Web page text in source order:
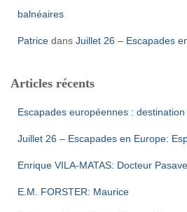
balnéaires
Patrice dans Juillet 26 – Escapades
Articles récents
Escapades européennes :
Juillet 26 – Escapades en Europe:
Enrique VILA-MATAS: Docteur
E.M. FORSTER: Maurice